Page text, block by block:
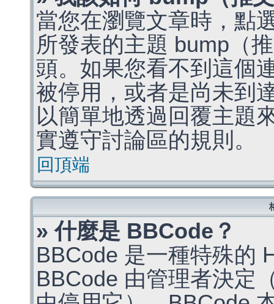
當您在瀏覽文章時，點
所發表的主題 bump（
頭。如果您看不到這個
被停用，或者是尚未到
以簡單地透過回覆主題
實遵守討論區的規則。
回頂端
» 什麼是 BBCode？
BBCode 是一種特殊的
BBCode 由管理者決定